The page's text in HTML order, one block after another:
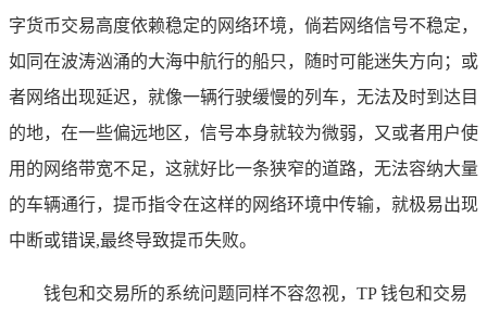
字货币交易高度依赖稳定的网络环境，倘若网络信号不稳定，
如同在波涛汹涌的大海中航行的船只，随时可能迷失方向；或
者网络出现延迟，就像一辆行驶缓慢的列车，无法及时到达目
的地，在一些偏远地区，信号本身就较为微弱，又或者用户使
用的网络带宽不足，这就好比一条狭窄的道路，无法容纳大量
的车辆通行，提币指令在这样的网络环境中传输，就极易出现
中断或错误,最终导致提币失败。
钱包和交易所的系统问题同样不容忽视，TP 钱包和交易